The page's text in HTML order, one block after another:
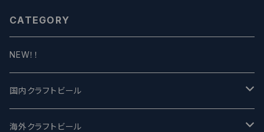
CATEGORY
NEW！！
国内クラフトビール
UCHU BREWING -うちゅうブルーイング
海外クラフトビール